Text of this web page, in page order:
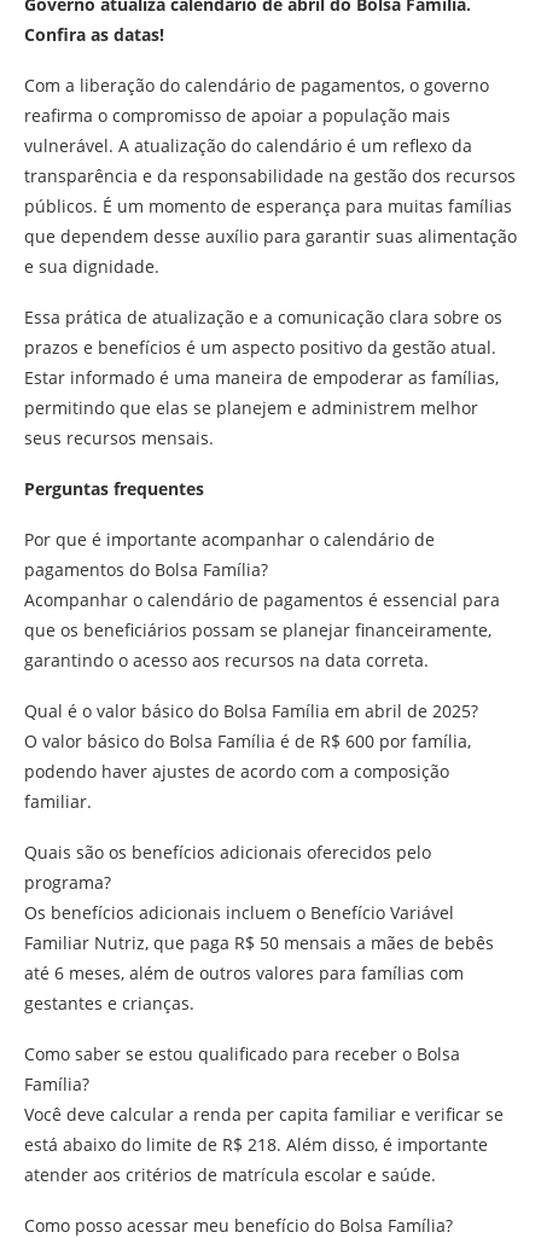
Confira as datas!
Com a liberação do calendário de pagamentos, o governo
reafirma o compromisso de apoiar a população mais
vulnerável. A atualização do calendário é um reflexo da
transparência e da responsabilidade na gestão dos recursos
públicos. É um momento de esperança para muitas famílias
que dependem desse auxílio para garantir suas alimentação
e sua dignidade.
Essa prática de atualização e a comunicação clara sobre os
prazos e benefícios é um aspecto positivo da gestão atual.
Estar informado é uma maneira de empoderar as famílias,
permitindo que elas se planejem e administrem melhor
seus recursos mensais.
Perguntas frequentes
Por que é importante acompanhar o calendário de
pagamentos do Bolsa Família?
Acompanhar o calendário de pagamentos é essencial para
que os beneficiários possam se planejar financeiramente,
garantindo o acesso aos recursos na data correta.
Qual é o valor básico do Bolsa Família em abril de 2025?
O valor básico do Bolsa Família é de R$ 600 por família,
podendo haver ajustes de acordo com a composição
familiar.
Quais são os benefícios adicionais oferecidos pelo
programa?
Os benefícios adicionais incluem o Benefício Variável
Familiar Nutriz, que paga R$ 50 mensais a mães de bebês
até 6 meses, além de outros valores para famílias com
gestantes e crianças.
Como saber se estou qualificado para receber o Bolsa
Família?
Você deve calcular a renda per capita familiar e verificar se
está abaixo do limite de R$ 218. Além disso, é importante
atender aos critérios de matrícula escolar e saúde.
Como posso acessar meu benefício do Bolsa Família?